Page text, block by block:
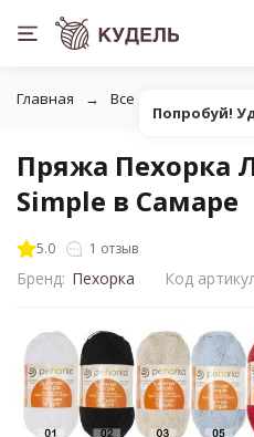
Главная Все для вязания
Пряжа Пехорка
Simple в Самаре
5.0 1 отзыв
Бренд: Пехорка Код
Попробуй!